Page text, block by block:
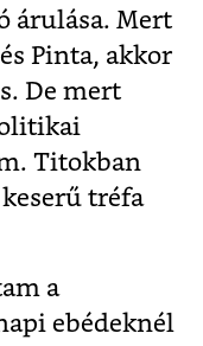
árulása. Mert
Pinta, akkor
De mert
Titokban
tréfa
a
ebédeknél